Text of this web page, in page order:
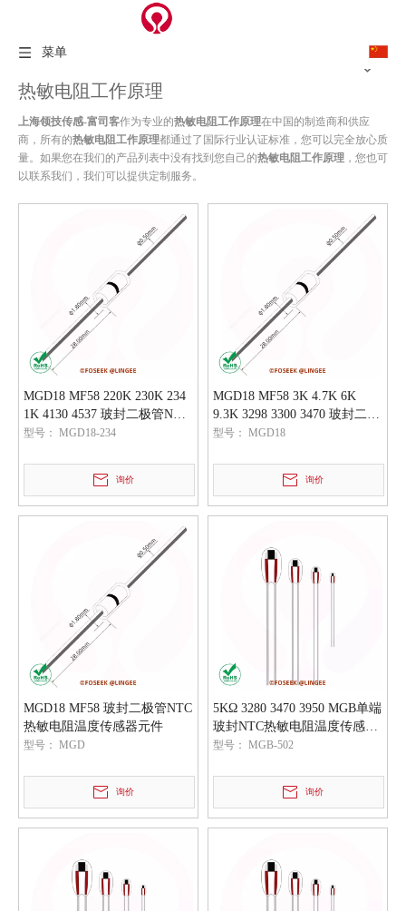
菜单
热敏电阻工作原理
上海领技传感-富司客作为专业的热敏电阻工作原理在中国的制造商和供应
商，所有的热敏电阻工作原理都通过了国际行业认证标准，您可以完全放心质
量。如果您在我们的产品列表中没有找到您自己的热敏电阻工作原理 ，您也可
以联系我们，我们可以提供定制服务。
MGD18 MF58 220K 230K 234
1K 4130 4537 玻封二极管NTC
热敏电阻温度传感器元件
型号： MGD18-234
询价
MGD18 MF58 3K 4.7K 6K
9.3K 3298 3300 3470 玻封二极
管NTC热敏电阻温度传感器元
型号： MGD18
询价
MGD18 MF58 玻封二极管NTC
热敏电阻温度传感器元件
型号： MGD
询价
5KΩ 3280 3470 3950 MGB单端
玻封NTC热敏电阻温度传感器
元件
型号： MGB-502
询价